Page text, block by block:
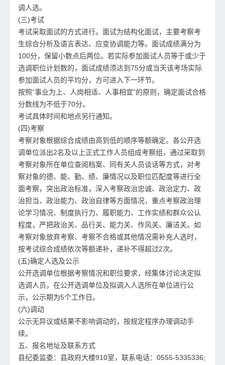
调人选。
(三)考试
考试采取面试的方式进行。面试为结构化面试，主要考察考
生综合分析及语言表达、应变协调能力等。面试成绩满分为
100分，保留小数点后两位。若实际参加面试人员等于或少于
选调职位计划数的，面试成绩须达到75分或当天该考场实际
参加面试人员的平均分，方可进入下一环节。
按照“事业为上、人岗相适、人事相宜”的原则，确定面试合格
分数线为不低于70分。
考试具体时间和地点另行通知。
(四)考察
考察对象根据综合成绩由高到低的顺序等额确定。各公开选
调单位派出2名及以上正式工作人员组成考察组，通过采取到
考察对象所在单位查阅档案、同有关人员谈话等方式，对考
察对象的德、能、勤、绩、廉情况以及职位匹配度等进行全
面考察，突出政治标准，深入考察政治忠诚、政治定力、政
治担当、政治能力、政治自律等方面情况，重点考察政治理
论学习情况、制度执行力、履职能力、工作实绩和群众公认
程度，严把政治关、品行关、能力关、作风关、廉洁关。如
考察对象放弃考察、考察不合格或其他情况需补充人选时，
按考试综合成绩依次等额递补，递补不得超过2次。
(五)确定人选及公示
公开选调单位根据考察情况和职位要求，经集体讨论决定拟
选调人员，在公开选调单位及拟调入人选所在单位进行公
示，公示期为5个工作日。
(六)调动
公示无异议或结果不影响调动的，按规定程序办理调动手
续。
五、报名地址及联系方式
县纪委监委：县政府大楼910室，联系电话：0555-5335336;